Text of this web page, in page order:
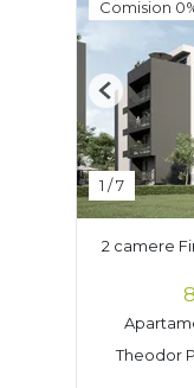
Comision
1 /7
Previous
2 camere
Theodor